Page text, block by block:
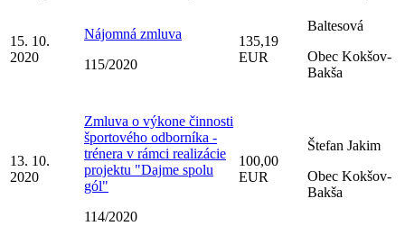
15. 10.
2020
Nájomná zmluva
115/2020
135,19
EUR
Baltesová
Obec Kokšov-
Bakša
13. 10.
2020
Zmluva o výkone činnosti
športového odborníka -
trénera v rámci realizácie
projektu "Dajme spolu
gól"
114/2020
100,00
EUR
Štefan Jakim
Obec Kokšov-
Bakša